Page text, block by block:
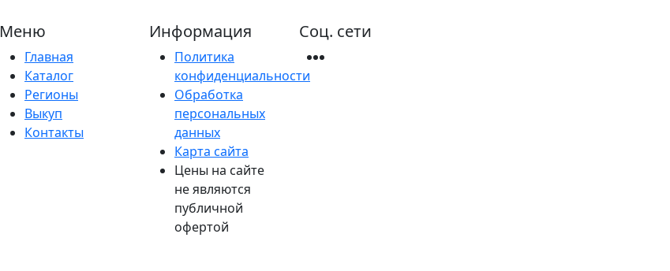
Меню
Главная
Каталог
Регионы
Выкуп
Контакты
Информация
Политика
конфиденциальности
Обработка
персональных
данных
Карта сайта
Цены на сайте
не являются
публичной
офертой
Соц. сети